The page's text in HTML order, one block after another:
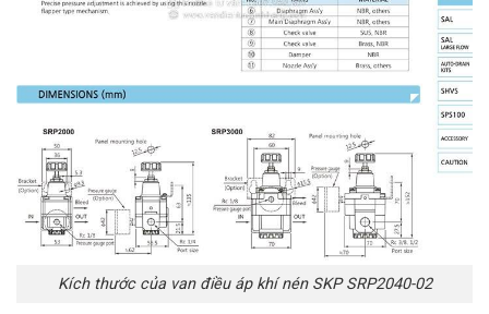
Kích thước của van điều áp khí nén SKP SRP2040-02